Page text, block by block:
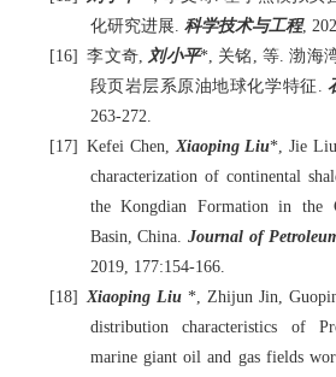
化研究进展. 科学技术与工程,
[16]
李文奇,刘小平*, 关铭 , 等.渤海
段页岩层系原油地球化学特征 .
263-272.
[17]
Kefei Chen,Xiaoping Liu*, Jie
characterization of continental
the Kongdian Formation in the
Basin, China.Journal of
2019, 177:154-166.
[18]
Xiaoping Liu *, Zhijun Jin,
distribution characteristics of
marine giant oil and gas fields